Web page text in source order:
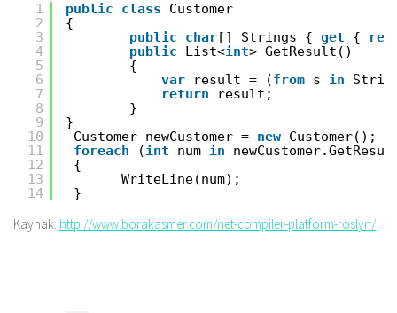
1
2
3
4
5
6
7
8
9
10
11
12
13
14
public class
Customer
{
public
char[] Strings { get {
public
List<int> GetResult()
{
var
result = (from s in
return
result;
}
}
Customer newCustomer = new Customer();
foreach
(int num in
{
WriteLine(num);
}
Kaynak: http://www.borakasmer.com/net-compiler-platform-roslyn/